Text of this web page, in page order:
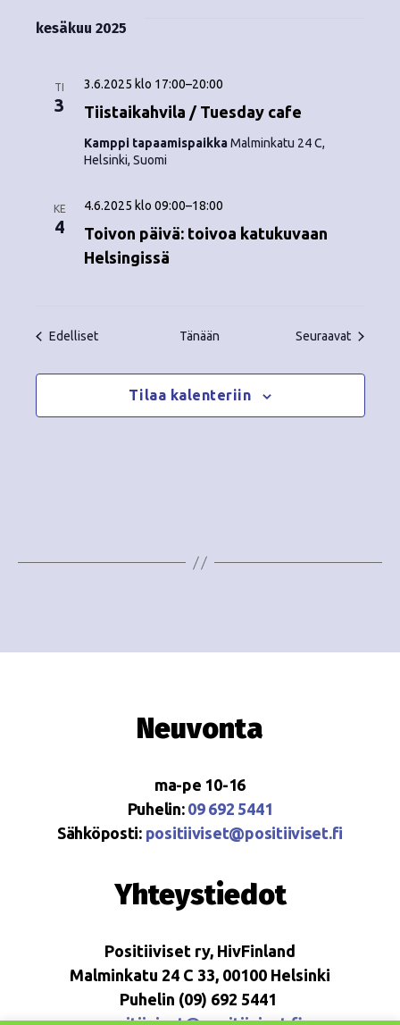
kesäkuu 2025
TI
3 Tiistaikahvila / Tuesday cafe
3.6.2025 klo 17:00–20:00
Kamppi tapaamispaikkaMalminkatu 24 C,
Helsinki, Suomi
KE
4
Toivon päivä: toivoa katukuvaan
Helsingissä
4.6.2025 klo 09:00–18:00
EdellisetTapahtumat Tänään Seuraavat
Tilaa kalenteriin
Neuvonta
ma-pe 10-16
Puhelin: 09 692 5441
Sähköposti: positiiviset@positiiviset.fi
Yhteystiedot
Positiiviset ry, HivFinland
Malminkatu 24 C 33, 00100 Helsinki
Puhelin (09) 692 5441